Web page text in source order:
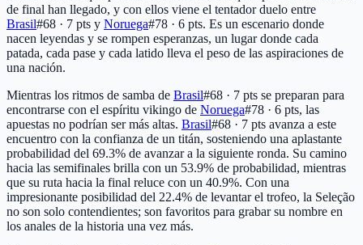
de final han llegado, y con ellos viene el tentador duelo entre
Brasil#68 · 7 pts y Noruega#78 · 6 pts. Es un escenario donde
nacen leyendas y se rompen esperanzas, un lugar donde cada
patada, cada pase y cada latido lleva el peso de las aspiraciones de
una nación.
Mientras los ritmos de samba de Brasil#68 · 7 pts se preparan para
encontrarse con el espíritu vikingo de Noruega#78 · 6 pts, las
apuestas no podrían ser más altas. Brasil#68 · 7 pts avanza a este
encuentro con la confianza de un titán, sosteniendo una aplastante
probabilidad del 69.3% de avanzar a la siguiente ronda. Su camino
hacia las semifinales brilla con un 53.9% de probabilidad, mientras
que su ruta hacia la final reluce con un 40.9%. Con una
impresionante posibilidad del 22.4% de levantar el trofeo, la Seleção
no son solo contendientes; son favoritos para grabar su nombre en
los anales de la historia una vez más.